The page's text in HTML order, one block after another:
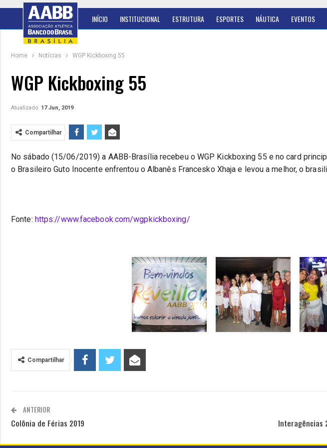
INÍCIO INSTITUCIONAL ESTRUTURA ESPORTES NÁUTICA EVENTOS
Home Notícias WGP Kickboxing 55
WGP Kickboxing 55
Atualizado 17 Jun, 2019
Compartilhar
No sábado (15/06/2019) a AABB-Brasília recebeu o WGP Kickboxing 55 e no card
o Brasileiro Guto Inocente enfrentou o Albanês Francesko Xhaja e levou a melhor, o
Fonte: https://www.facebook.com/wgpkickboxing/
Compartilhar
ANTERIOR
Colônia de Férias 2019
Interagências